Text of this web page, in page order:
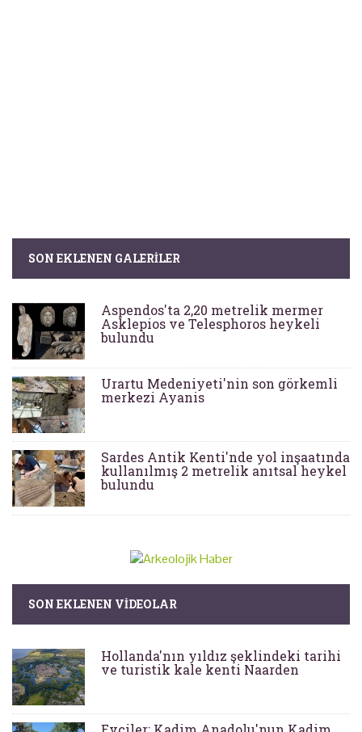
SON EKLENEN GALERILER
Aspendos'ta 2,20 metrelik mermer
Asklepios ve Telesphoros heykeli
bulundu
Urartu Medeniyeti'nin son görkemli
merkezi Ayanis
Sardes Antik Kenti'nde yol inşaatında
kullanılmış 2 metrelik anıtsal heykel
bulundu
SON EKLENEN VIDEOLAR
Hollanda'nın yıldız şeklindeki tarihi
ve turistik kale kenti Naarden